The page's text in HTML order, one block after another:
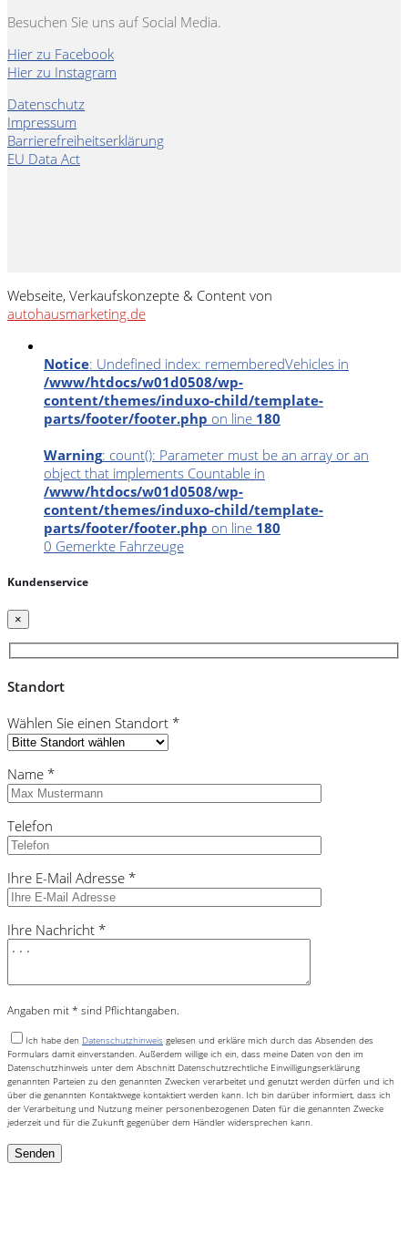
Besuchen Sie uns auf Social Media.
Hier zu Facebook
Hier zu Instagram
Datenschutz
Impressum
Barrierefreiheitserklärung
EU Data Act
Webseite, Verkaufskonzepte & Content von
autohausmarketing.de
Notice: Undefined index: rememberedVehicles in
/www/htdocs/w01d0508/wp-
content/themes/induxo-child/template-
parts/footer/footer.php on line 180
Warning: count(): Parameter must be an array or an
object that implements Countable in
/www/htdocs/w01d0508/wp-
content/themes/induxo-child/template-
parts/footer/footer.php on line 180
0 Gemerkte Fahrzeuge
Kundenservice
×
Standort
Wählen Sie einen Standort *
Name *
Telefon
Ihre E-Mail Adresse *
Ihre Nachricht *
Angaben mit * sind Pflichtangaben.
Ich habe den Datenschutzhinweis gelesen und erkläre mich durch das Absenden des
Formulars damit einverstanden. Außerdem willige ich ein, dass meine Daten von den im
Datenschutzhinweis unter dem Abschnitt Datenschutzrechtliche Einwilligungserklärung
genannten Parteien zu den genannten Zwecken verarbeitet und genutzt werden dürfen und ich
über die genannten Kontaktwege kontaktiert werden kann. Ich bin darüber informiert, dass ich
der Verarbeitung und Nutzung meiner personenbezogenen Daten für die genannten Zwecke
jederzeit und für die Zukunft gegenüber dem Händler widersprechen kann.